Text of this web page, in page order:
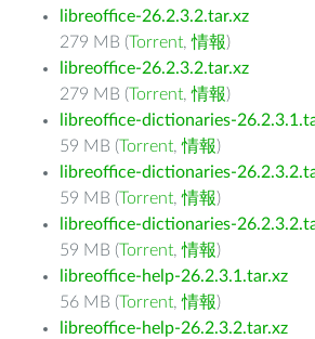
libreoffice-26.2.3.2.tar.xz
279 MB (Torrent,情報)
libreoffice-26.2.3.2.tar.xz
279 MB (Torrent,情報)
libreoffice-dictionaries-
59 MB (Torrent,情報)
libreoffice-dictionaries-
59 MB (Torrent,情報)
libreoffice-dictionaries-
59 MB (Torrent,情報)
libreoffice-help-26.2.3.1.tar.xz
56 MB (Torrent,情報)
libreoffice-help-26.2.3.2.tar.xz